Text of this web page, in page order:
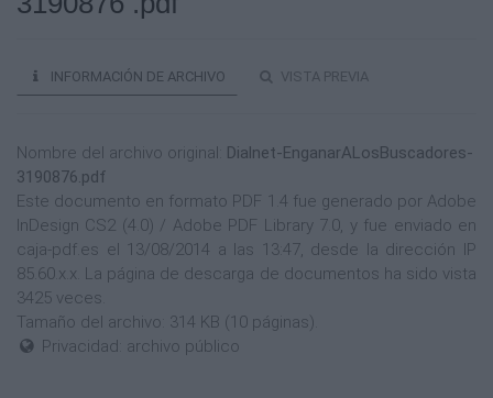
INFORMACIÓN DE ARCHIVO VISTA PREVIA
Nombre del archivo original: Dialnet-EnganarALosBuscadores-
3190876.pdf
Este documento en formato PDF 1.4 fue generado por Adobe
InDesign CS2 (4.0) / Adobe PDF Library 7.0, y fue enviado en
caja-pdf.es el 13/08/2014 a las 13:47, desde la dirección IP
85.60.x.x. La página de descarga de documentos ha sido vista
3425 veces.
Tamaño del archivo: 314 KB (10 páginas).
Privacidad: archivo público